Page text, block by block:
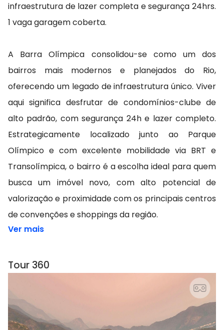
infraestrutura de lazer completa e segurança 24hrs.
1 vaga garagem coberta.
A Barra Olímpica consolidou-se como um dos
bairros mais modernos e planejados do Rio,
oferecendo um legado de infraestrutura único. Viver
aqui significa desfrutar de condomínios-clube de
alto padrão, com segurança 24h e lazer completo.
Estrategicamente localizado junto ao Parque
Olímpico e com excelente mobilidade via BRT e
Transolímpica, o bairro é a escolha ideal para quem
busca um imóvel novo, com alto potencial de
valorização e proximidade com os principais centros
de convenções e shoppings da região.
Ver mais
Tour 360